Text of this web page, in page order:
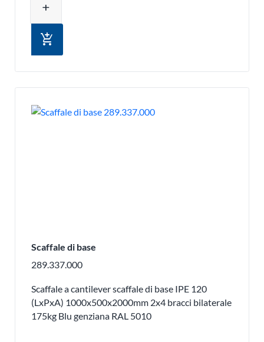
add
add_shopping_cart
Scaffale di base
289.337.000
Scaffale a cantilever scaffale di base IPE 120
(LxPxA) 1000x500x2000mm 2x4 bracci bilaterale
175kg Blu genziana RAL 5010